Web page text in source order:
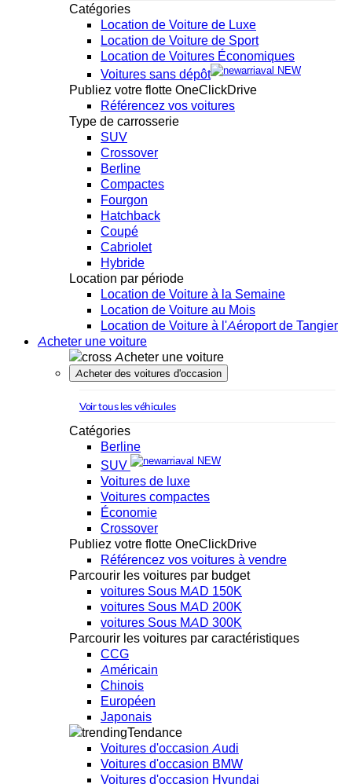
Catégories
Location de Voiture de Luxe
Location de Voiture de Sport
Location de Voitures Économiques
Voitures sans dépôt
NEW
Publiez votre flotte OneClickDrive
Référencez vos voitures
Type de carrosserie
SUV
Crossover
Berline
Compactes
Fourgon
Hatchback
Coupé
Cabriolet
Hybride
Location par période
Location de Voiture à la Semaine
Location de Voiture au Mois
Location de Voiture à l'Aéroport de Tangier
Acheter une voiture
Acheter une voiture
Acheter des voitures d'occasion
Voir tous les véhicules
Catégories
Berline
SUV
NEW
Voitures de luxe
Voitures compactes
Économie
Crossover
Publiez votre flotte OneClickDrive
Référencez vos voitures à vendre
Parcourir les voitures par budget
voitures Sous MAD 150K
voitures Sous MAD 200K
voitures Sous MAD 300K
Parcourir les voitures par caractéristiques
CCG
Américain
Chinois
Européen
Japonais
Tendance
Voitures d'occasion Audi
Voitures d'occasion BMW
Voitures d'occasion Hyundai